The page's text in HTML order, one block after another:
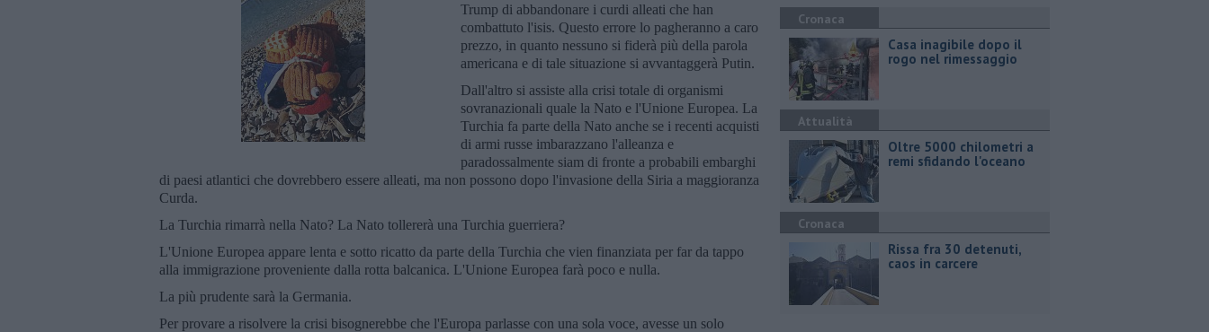
Trump di abbandonare i curdi alleati che han
combattuto l'isis. Questo errore lo pagheranno a caro
prezzo, in quanto nessuno si fiderà più della parola
americana e di tale situazione si avvantaggerà Putin.
Dall'altro si assiste alla crisi totale di organismi
sovranazionali quale la Nato e l'Unione Europea. La
Turchia fa parte della Nato anche se i recenti acquisti
di armi russe imbarazzano l'alleanza e
paradossalmente siam di fronte a probabili embarghi
di paesi atlantici che dovrebbero essere alleati, ma non possono dopo l'invasione della Siria a maggioranza
Curda.
La Turchia rimarrà nella Nato? La Nato tollererà una Turchia guerriera?
L'Unione Europea appare lenta e sotto ricatto da parte della Turchia che vien finanziata per far da tappo
alla immigrazione proveniente dalla rotta balcanica. L'Unione Europea farà poco e nulla.
La più prudente sarà la Germania.
Per provare a risolvere la crisi bisognerebbe che l'Europa parlasse con una sola voce, avesse un solo
Cronaca
Casa inagibile dopo il
rogo nel rimessaggio
Attualità
Oltre 5000 chilometri a
remi sfidando l'oceano
Cronaca
Rissa fra 30 detenuti,
caos in carcere